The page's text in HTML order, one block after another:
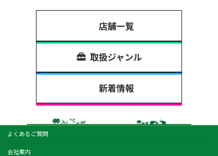
店舗一覧
取扱ジャンル
新着情報
よくあるご質問
会社案内